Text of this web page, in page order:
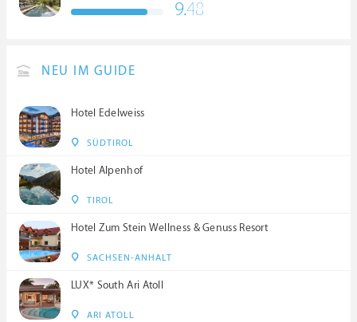
9.48
NEU IM GUIDE
Hotel Edelweiss
SÜDTIROL
Hotel Alpenhof
TIROL
Hotel Zum Stein Wellness & Genuss Resort
SACHSEN-ANHALT
LUX* South Ari Atoll
ARI ATOLL